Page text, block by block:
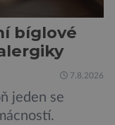
bíglové
7.8.2026
jeden se